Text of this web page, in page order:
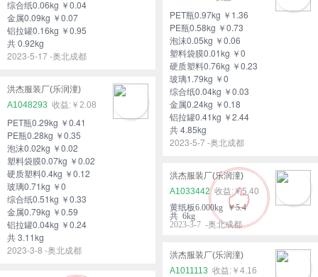
综合纸0.06kg ￥0.04
金属0.09kg ￥0.07
铝拉罐0.16kg ￥0.95
共 0.92kg
2023-5-17 -奥北成都
PET瓶0.97kg ￥1.36
PE瓶0.58kg ￥0.73
泡沫0.05kg ￥0.06
塑料袋膜0.01kg ￥0
硬质塑料0.76kg ￥0.23
玻璃1.79kg ￥0
综合纸0.04kg ￥0.03
金属0.24kg ￥0.18
铝拉罐0.41kg ￥2.44
共 4.85kg
2023-5-7 -奥北成都
洪杰服装厂(乐润潼)
A1048293
￥2.08
PET瓶0.29kg ￥0.41
PE瓶0.28kg ￥0.35
泡沫0.02kg ￥0.02
塑料袋膜0.07kg ￥0.02
硬质塑料0.4kg ￥0.12
玻璃0.71kg ￥0
综合纸0.51kg ￥0.33
金属0.79kg ￥0.59
铝拉罐0.04kg ￥0.24
共 3.11kg
2023-3-8 -奥北成都
洪杰服装厂(乐润潼)
A1033442
￥5.40
黄纸板6.000kg ￥5.4
共 6kg
2023-3-7 -奥北成都
洪杰服装厂(乐润潼)
A1011113
￥4.16